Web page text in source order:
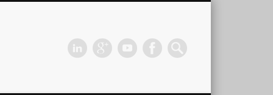
כהן חזקיה | מיתוג | תדמית | משרד פרסום